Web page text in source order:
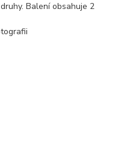
Balení obsahuje 2